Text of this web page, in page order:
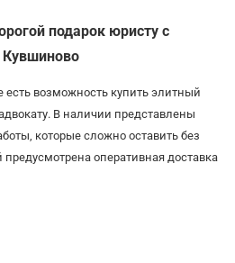
подарок юристу с
Кувшиново
возможность купить элитный
В наличии представлены
которые сложно оставить без
оперативная доставка